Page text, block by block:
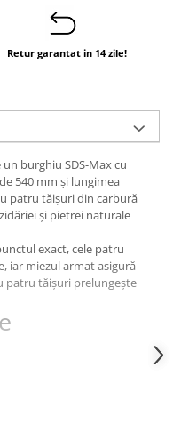
Retur garantat in 14 zile!
burghiu SDS-Max cu
540 mm și lungimea
patru tăișuri din carbură
și pietrei naturale
exact, cele patru
iar miezul armat asigură
patru tăișuri prelungește
tungsten